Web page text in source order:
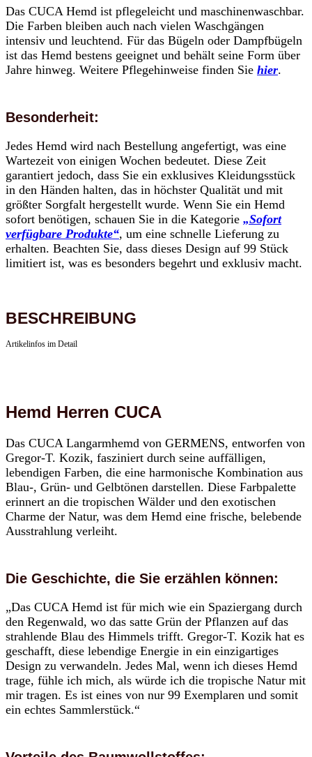
Das CUCA Hemd ist pflegeleicht und maschinenwaschbar.
Die Farben bleiben auch nach vielen Waschgängen
intensiv und leuchtend. Für das Bügeln oder Dampfbügeln
ist das Hemd bestens geeignet und behält seine Form über
Jahre hinweg. Weitere Pflegehinweise finden Sie hier.
Besonderheit:
Jedes Hemd wird nach Bestellung angefertigt, was eine
Wartezeit von einigen Wochen bedeutet. Diese Zeit
garantiert jedoch, dass Sie ein exklusives Kleidungsstück
in den Händen halten, das in höchster Qualität und mit
größter Sorgfalt hergestellt wurde. Wenn Sie ein Hemd
sofort benötigen, schauen Sie in die Kategorie „Sofort
verfügbare Produkte“, um eine schnelle Lieferung zu
erhalten. Beachten Sie, dass dieses Design auf 99 Stück
limitiert ist, was es besonders begehrt und exklusiv macht.
BESCHREIBUNG
Artikelinfos im Detail
Hemd Herren CUCA
Das CUCA Langarmhemd von GERMENS, entworfen von
Gregor-T. Kozik, fasziniert durch seine auffälligen,
lebendigen Farben, die eine harmonische Kombination aus
Blau-, Grün- und Gelbtönen darstellen. Diese Farbpalette
erinnert an die tropischen Wälder und den exotischen
Charme der Natur, was dem Hemd eine frische, belebende
Ausstrahlung verleiht.
Die Geschichte, die Sie erzählen können:
„Das CUCA Hemd ist für mich wie ein Spaziergang durch
den Regenwald, wo das satte Grün der Pflanzen auf das
strahlende Blau des Himmels trifft. Gregor-T. Kozik hat es
geschafft, diese lebendige Energie in ein einzigartiges
Design zu verwandeln. Jedes Mal, wenn ich dieses Hemd
trage, fühle ich mich, als würde ich die tropische Natur mit
mir tragen. Es ist eines von nur 99 Exemplaren und somit
ein echtes Sammlerstück.“